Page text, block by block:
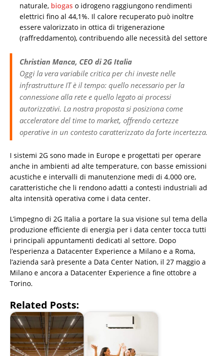
naturale, biogas o idrogeno raggiungono rendimenti
elettrici fino al 44,1%. Il calore recuperato può inoltre
essere valorizzato in ottica di trigenerazione
(raffreddamento), contribuendo alle necessità del settore
Christian Manca, CEO di 2G Italia
Oggi la vera variabile critica per chi investe nelle
infrastrutture IT è il tempo: quello necessario per la
connessione alla rete e quello legato ai processi
autorizzativi. La nostra proposta si posiziona come
acceleratore del time to market, offrendo certezze
operative in un contesto caratterizzato da forte incertezza.
I sistemi 2G sono made in Europe e progettati per operare
anche in ambienti ad alte temperature, con basse emissioni
acustiche e intervalli di manutenzione medi di 4.000 ore,
caratteristiche che li rendono adatti a contesti industriali ad
alta intensità operativa come i data center.
L’impegno di 2G Italia a portare la sua visione sul tema della
produzione efficiente di energia per i data center tocca tutti
i principali appuntamenti dedicati al settore. Dopo
l’esperienza a Datacenter Experience a Milano e a Roma,
l’azienda sarà presente a Data Center Nation, il 27 maggio a
Milano e ancora a Datacenter Experience a fine ottobre a
Torino.
Related Posts: